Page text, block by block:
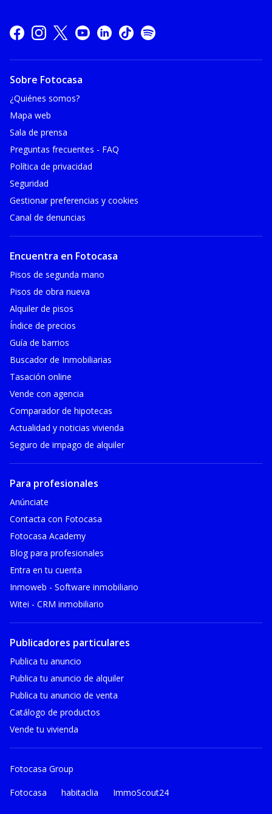
Sobre Fotocasa
¿Quiénes somos?
Mapa web
Sala de prensa
Preguntas frecuentes - FAQ
Política de privacidad
Seguridad
Gestionar preferencias y cookies
Canal de denuncias
Encuentra en Fotocasa
Pisos de segunda mano
Pisos de obra nueva
Alquiler de pisos
Índice de precios
Guía de barrios
Buscador de Inmobiliarias
Tasación online
Vende con agencia
Comparador de hipotecas
Actualidad y noticias vivienda
Seguro de impago de alquiler
Para profesionales
Anúnciate
Contacta con Fotocasa
Fotocasa Academy
Blog para profesionales
Entra en tu cuenta
Inmoweb - Software inmobiliario
Witei - CRM inmobiliario
Publicadores particulares
Publica tu anuncio
Publica tu anuncio de alquiler
Publica tu anuncio de venta
Catálogo de productos
Vende tu vivienda
Fotocasa Group
Fotocasa habitaclia ImmoScout24